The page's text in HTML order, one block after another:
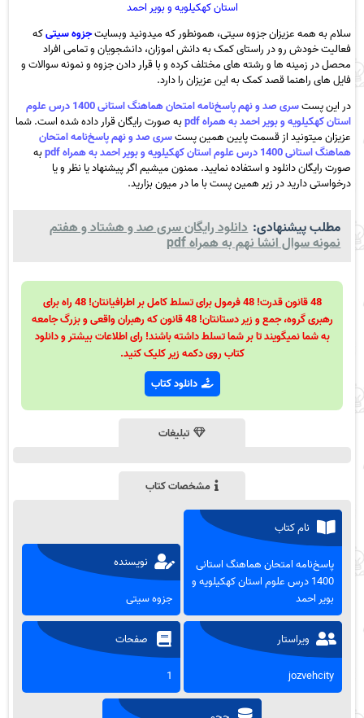
استان کهکیلویه و بویر احمد
سلام به همه عزیزان جزوه سیتی، همونطور که میدونید وبسایتجزوه سیتیکه
فعالیت خودش رو در راستای کمک به دانش اموزان، دانشجویان و تمامی افراد
محصل در زمینه ها و رشته های مختلف کرده و با قرار دادن جزوه و نمونه سوالات و
فایل های راهنما قصد کمک به این عزیزان را دارد.
در این پست
سری صد و نهم پاسخ‌نامه امتحان هماهنگ استانی 1400 درس علوم
استان کهکیلویه و بویر احمد به همراه pdf
به صورت رایگان قرار داده شده است. شما
عزیزان میتونید از قسمت پایین همین پستسری صد و نهم پاسخ‌نامه امتحان
هماهنگ استانی 1400 درس علوم استان کهکیلویه و بویر احمد به همراه pdf
به
صورت رایگان دانلود و استفاده نمایید. ممنون میشیم اگر پیشنهاد یا نظر و یا
درخواستی دارید در زیر همین پست با ما در میون بزارید.
مطلب پیشنهادی: دانلود رایگان سری صد و هشتاد و هفتم
نمونه سوال انشا نهم به همراه pdf
48 قانون قدرت! 48 فرمول برای تسلط کامل بر اطرافیانتان! 48 راه برای
رهبری گروه، جمع و زیر دستانتان! 48 قانون که رهبران واقعی و بزرگ جامعه
به شما نمیگویند تا بر شما تسلط داشته باشند! رای اطلاعات بیشتر و دانلود
کتاب روی دکمه زیر کلیک کنید.
دانلود کتاب
تبلیغات
مشخصات کتاب
نام کتاب
پاسخ‌نامه امتحان هماهنگ استانی
1400 درس علوم استان کهکیلویه و
بویر احمد
نویسنده
جزوه سیتی
ویراستار
jozvehcity
صفحات
1